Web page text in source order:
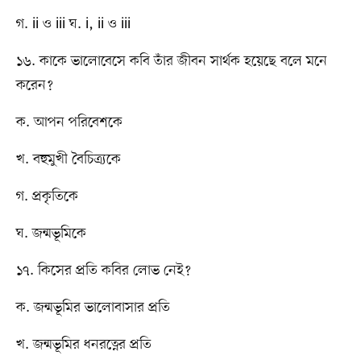
গ. ii ও iii ঘ. i, ii ও iii
১৬. কাকে ভালোবেসে কবি তাঁর জীবন সার্থক হয়েছে বলে মনে
করেন?
ক. আপন পরিবেশকে
খ. বহুমুখী বৈচিত্র্যকে
গ. প্রকৃতিকে
ঘ. জন্মভূমিকে
১৭. কিসের প্রতি কবির লোভ নেই?
ক. জন্মভূমির ভালোবাসার প্রতি
খ. জন্মভূমির ধনরত্নের প্রতি